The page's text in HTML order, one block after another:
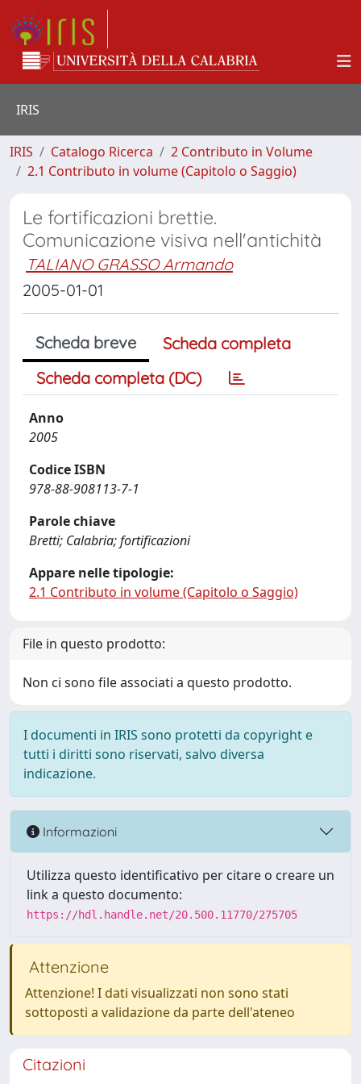
IRIS
IRIS Catalogo Ricerca
2 Contributo in Volume
2.1 Contributo in volume (Capitolo o Saggio)
Le fortificazioni brettie.
Comunicazione visiva nell'antichità
TALIANO GRASSO Armando
2005-01-01
Scheda breve
Scheda completa
Scheda completa (DC)
Anno
2005
Codice ISBN
978-88-908113-7-1
Parole chiave
Bretti; Calabria; fortificazioni
Appare nelle tipologie:
2.1 Contributo in volume (Capitolo o Saggio)
File in questo prodotto:
Non ci sono file associati a questo prodotto.
I documenti in IRIS sono protetti da copyright e
tutti i diritti sono riservati, salvo diversa
indicazione.
Informazioni
Utilizza questo identificativo per citare o creare un
link a questo documento:
https://hdl.handle.net/20.500.11770/275705
Attenzione
Attenzione! I dati visualizzati non sono stati
sottoposti a validazione da parte dell'ateneo
Citazioni